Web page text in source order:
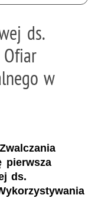
ds.
w
pierwsza
ds.